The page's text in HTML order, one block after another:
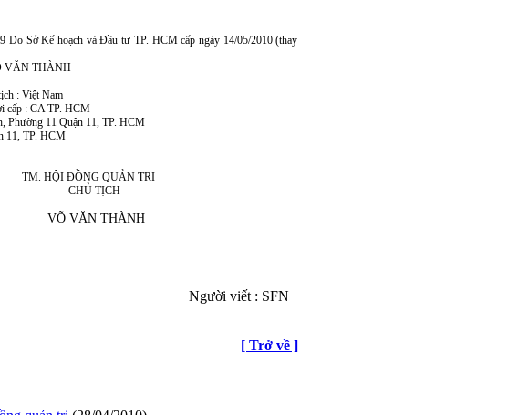
Do Sở Kế hoạch và Đầu tư TP. HCM cấp ngày 14/05/2010 (thay
VĂN THÀNH
: Việt Nam
: CA TP. HCM
Phường 11 Quận 11, TP. HCM
11, TP. HCM
TM. HỘI ĐỒNG QUẢN TRỊ
CHỦ TỊCH
VÕ VĂN THÀNH
Người viết : SFN
[ Trở về ]